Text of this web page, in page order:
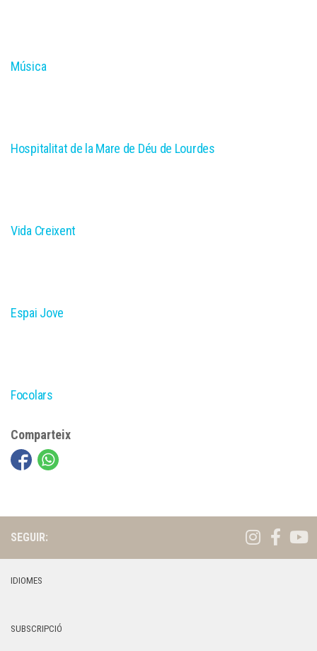
Música
Hospitalitat de la Mare de Déu de Lourdes
Vida Creixent
Espai Jove
Focolars
Comparteix
SEGUIR:
IDIOMES
SUBSCRIPCIÓ